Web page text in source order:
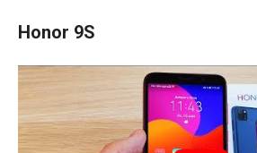
Honor 9S